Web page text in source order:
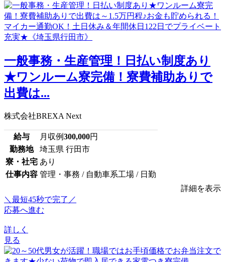
一般事務・生産管理！日払い制度あり
★ワンルーム寮完備！寮費補助ありで
出費は...
株式会社BREXA Next
給与 月収例300,000円
勤務地
埼玉県 行田市
寮・社宅 あり
仕事内容 管理・事務 / 自動車系工場 / 日勤
詳細を表示
＼最短45秒で完了／
応募へ進む
詳しく
見る